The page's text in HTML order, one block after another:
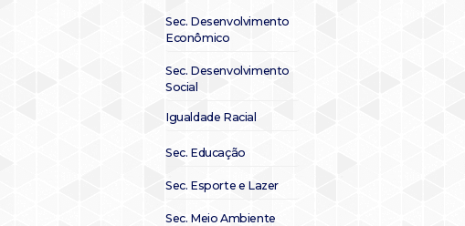
Sec. Desenvolvimento
Econômico
Sec. Desenvolvimento
Social
Igualdade Racial
Sec. Educação
Sec. Esporte e Lazer
Sec. Meio Ambiente